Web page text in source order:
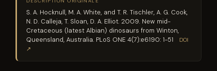
S. A. Hocknull, M. A. White, and T. R. Tischler, A. G. Cook,
N. D. Calleja, T. Sloan, D. A. Elliot. 2009. New mid-
Cretaceous (latest Albian) dinosaurs from Winton,
Queensland, Australia. PLoS ONE 4(7):e6190: 1-51
DOI
↗